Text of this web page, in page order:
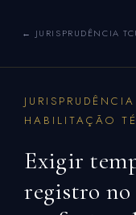
← JURISPRUDÊNCIA
HABILITAÇÃO
Exigir
registro no